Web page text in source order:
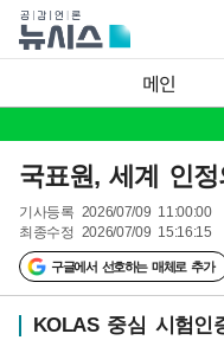
메인
국표원, 세계 인
기사등록 2026/07/09 11:00:00
최종수정 2026/07/09 15:16:15
구글에서 선호하는 매체로 추가
KOLAS 중심 시험인